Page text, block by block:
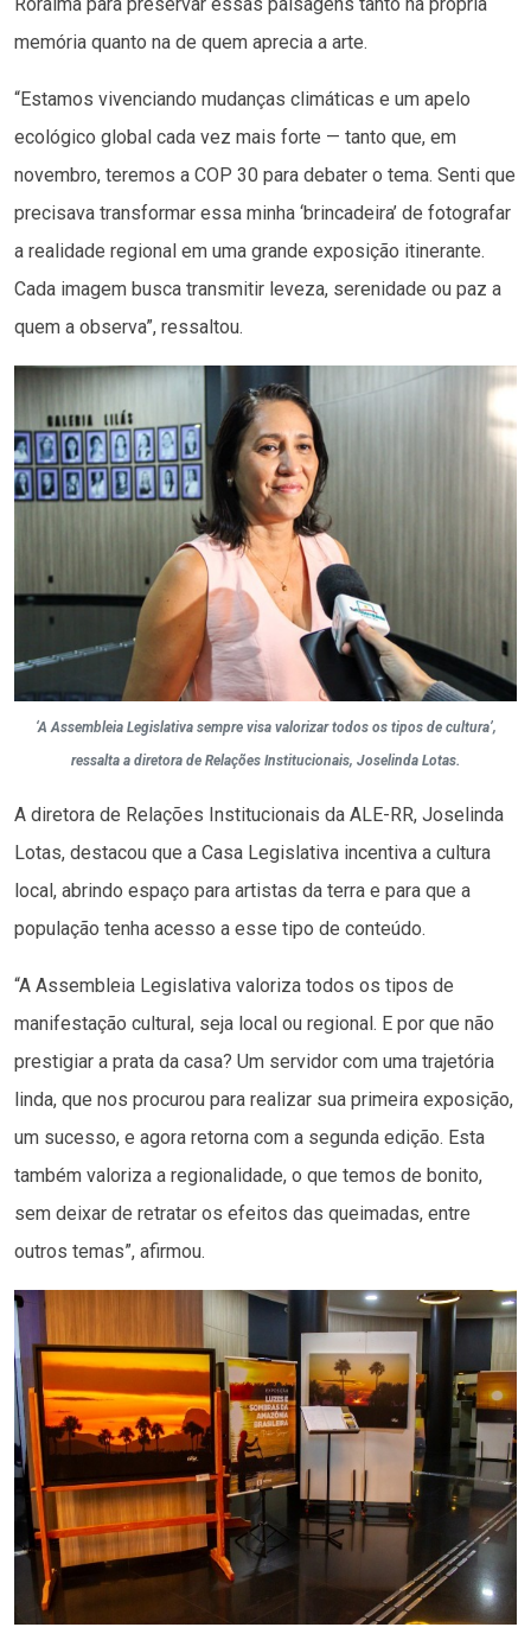
Roraima para preservar essas paisagens tanto na própria
memória quanto na de quem aprecia a arte.
“Estamos vivenciando mudanças climáticas e um apelo
ecológico global cada vez mais forte — tanto que, em
novembro, teremos a COP 30 para debater o tema. Senti que
precisava transformar essa minha ‘brincadeira’ de fotografar
a realidade regional em uma grande exposição itinerante.
Cada imagem busca transmitir leveza, serenidade ou paz a
quem a observa”, ressaltou.
‘A Assembleia Legislativa sempre visa valorizar todos os tipos de cultura’,
ressalta a diretora de Relações Institucionais, Joselinda Lotas.
A diretora de Relações Institucionais da ALE-RR, Joselinda
Lotas, destacou que a Casa Legislativa incentiva a cultura
local, abrindo espaço para artistas da terra e para que a
população tenha acesso a esse tipo de conteúdo.
“A Assembleia Legislativa valoriza todos os tipos de
manifestação cultural, seja local ou regional. E por que não
prestigiar a prata da casa? Um servidor com uma trajetória
linda, que nos procurou para realizar sua primeira exposição,
um sucesso, e agora retorna com a segunda edição. Esta
também valoriza a regionalidade, o que temos de bonito,
sem deixar de retratar os efeitos das queimadas, entre
outros temas”, afirmou.